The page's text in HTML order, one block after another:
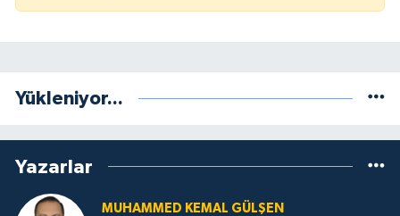
Yükleniyor...
Yazarlar
MUHAMMED KEMAL GÜLŞEN